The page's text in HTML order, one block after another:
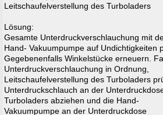
Leitschaufelverstellung des Turboladers
Lösung:
Gesamte Unterdruckverschlauchung mit
Hand- Vakuumpumpe auf Undichtigkeiten
Gegebenenfalls Winkelstücke erneuern.
Unterdruckverschlauchung in Ordnung,
Leitschaufelverstellung des Turboladers
Unterdruckschlauch an der
Turboladers abziehen und die Hand-
Vakuumpumpe an der Unterdruckdose